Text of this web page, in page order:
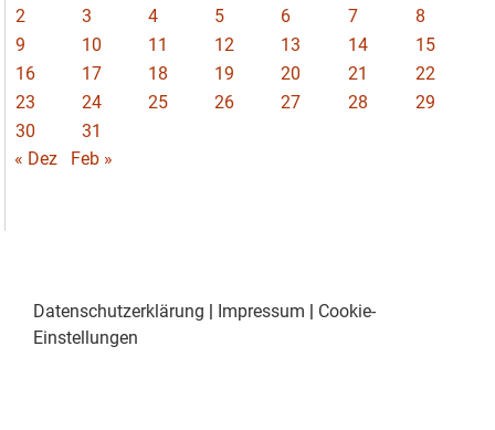
2
3 4 5 6 7
8
9
10 11 12 13 14
15
16
17 18 19 20 21
22
23
24 25 26 27 28
29
30
31
« Dez
Feb »
Datenschutzerklärung | Impressum | Cookie-
Einstellungen